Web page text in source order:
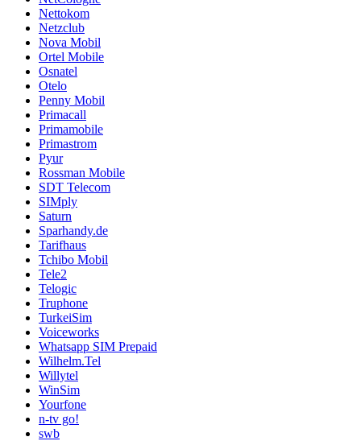
Nettokom
Netzclub
Nova Mobil
Ortel Mobile
Osnatel
Otelo
Penny Mobil
Primacall
Primamobile
Primastrom
Pyur
Rossman Mobile
SDT Telecom
SIMply
Saturn
Sparhandy.de
Tarifhaus
Tchibo Mobil
Tele2
Telogic
Truphone
TurkeiSim
Voiceworks
Whatsapp SIM Prepaid
Wilhelm.Tel
Willytel
WinSim
Yourfone
n-tv go!
swb